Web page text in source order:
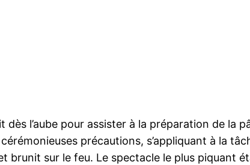
l’aube pour assister à la préparation de la
précautions, s’appliquant à la
brunit sur le feu. Le spectacle le plus piquant